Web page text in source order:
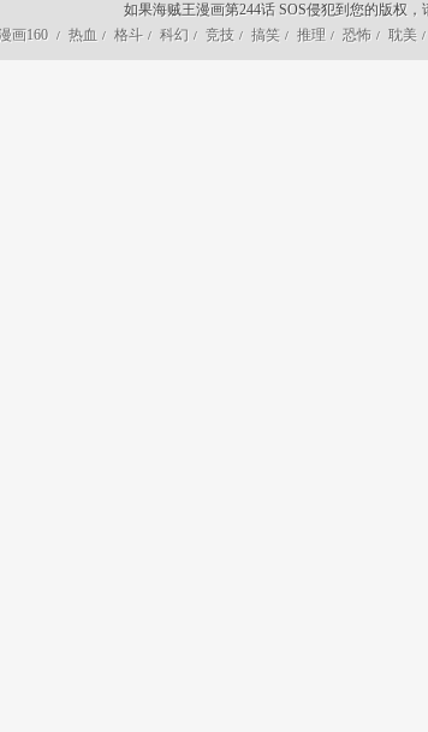
如果海贼王漫画第244话 SOS侵犯到您的版权
画160
/ 热血 / 格斗 / 科幻 / 竞技 / 搞笑 / 推理 / 恐怖 / 耽美 /